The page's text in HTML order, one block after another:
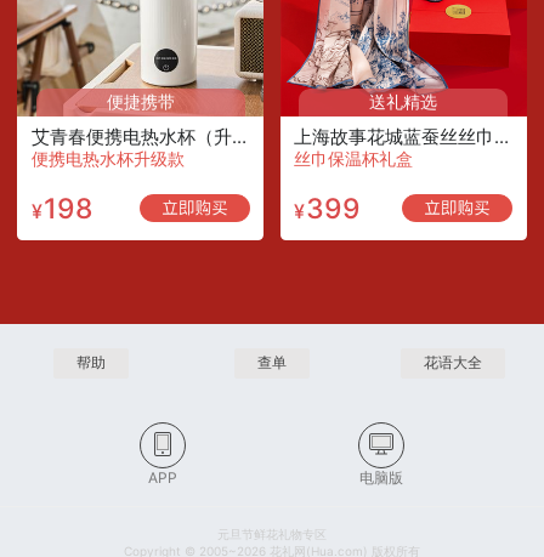
便捷携带
艾青春便携电热水杯（升级数显款）
便携电热水杯升级款
¥198
送礼精选
上海故事花城蓝蚕丝丝巾+保温杯礼盒
丝巾保温杯礼盒
¥399
帮助 查单 花语大全
APP 电脑版
元旦节鲜花礼物专区
Copyright © 2005~2026 花礼网(Hua.com) 版权所有